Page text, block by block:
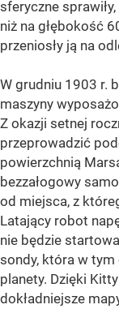
sferyczne
niż na głębokość
przeniosły ją na
W grudniu 1903 r.
maszyny
Z okazji setnej
przeprowadzić
powierzchnią
bezzałogowy
od miejsca, z
Latający robot
nie będzie
sondy, która w
planety. Dzięki
dokładniejsze